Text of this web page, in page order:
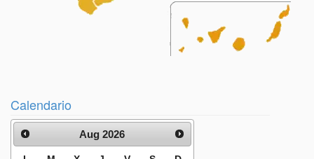
Calendario
Aug 2026